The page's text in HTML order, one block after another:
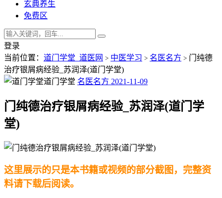
玄典养生
免费区
登录
当前位置： 道门学堂_道医网 > 中医学习 > 名医名方 > 门纯德
治疗银屑病经验_苏润泽(道门学堂)
道门学堂 名医名方 2021-11-09
门纯德治疗银屑病经验_苏润泽(道门学
堂)
这里展示的只是本书籍或视频的部分截图，完整资
料请下载后阅读。